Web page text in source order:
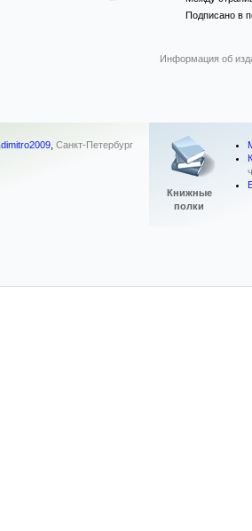
Подписано в
Информация об
dimitro2009, Санкт-Петербург
Книжные
полки